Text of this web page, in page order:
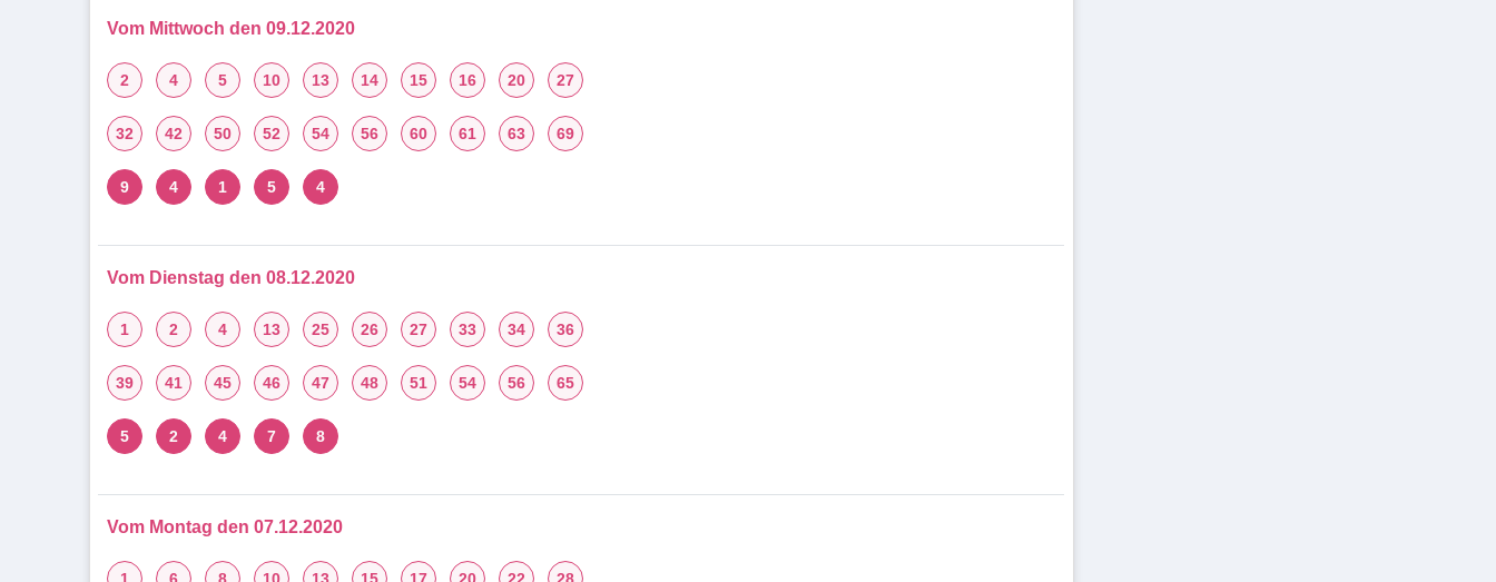
Vom Mittwoch den 09.12.2020
2 4 5 10 13 14 15 16 20 27
32 42 50 52 54 56 60 61 63 69
9 4 1 5 4
Vom Dienstag den 08.12.2020
1 2 4 13 25 26 27 33 34 36
39 41 45 46 47 48 51 54 56 65
5 2 4 7 8
Vom Montag den 07.12.2020